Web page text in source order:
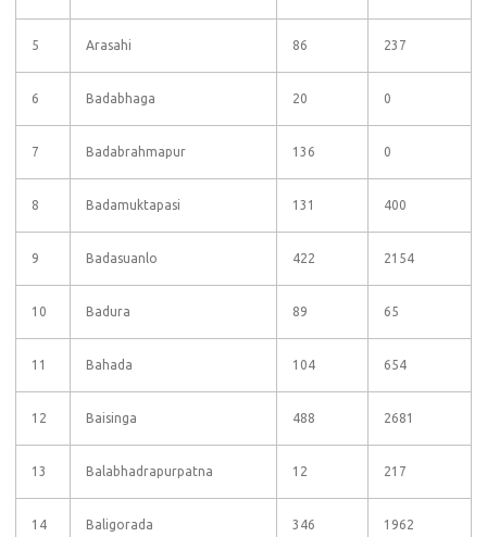
5 Arasahi 86 237
6 Badabhaga 20 0
7 Badabrahmapur 136 0
8 Badamuktapasi 131 400
9 Badasuanlo 422 2154
10 Badura 89 65
11 Bahada 104 654
12 Baisinga 488 2681
13 Balabhadrapurpatna 12 217
14 Baligorada 346 1962